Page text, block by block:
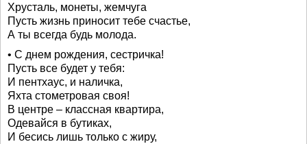
Хрусталь, монеты, жемчуга
Пусть жизнь приносит тебе счастье,
А ты всегда будь молода.
• С днем рождения, сестричка!
Пусть все будет у тебя:
И пентхаус, и наличка,
Яхта стометровая своя!
В центре – классная квартира,
Одевайся в бутиках,
И бесись лишь только с жиру,